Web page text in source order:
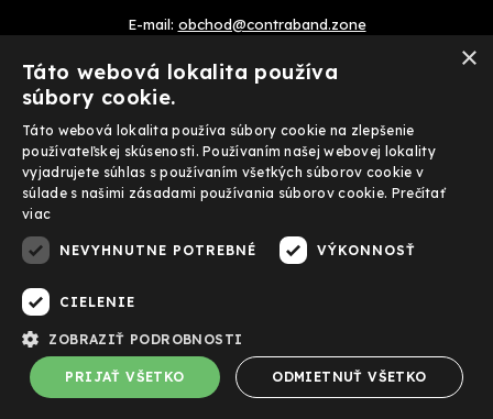
E-mail: obchod@contraband.zone
Prijímame tiež on-line platby
Copyright ©sk.contraband.zone
provozováno na systému
pronájem e-shopu
×
Táto webová lokalita používa
súbory cookie.
Táto webová lokalita používa súbory cookie na zlepšenie
používateľskej skúsenosti. Používaním našej webovej lokality
vyjadrujete súhlas s používaním všetkých súborov cookie v
súlade s našimi zásadami používania súborov cookie. Prečítať
viac
NEVYHNUTNE POTREBNÉ VÝKONNOSŤ
CIELENIE
ZOBRAZIŤ PODROBNOSTI
PRIJAŤ VŠETKO ODMIETNUŤ VŠETKO